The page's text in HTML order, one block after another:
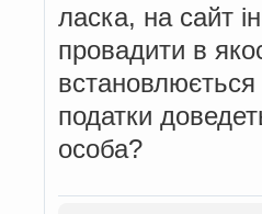
ласка, на сайт
провадити в
встановлюється
податки
особа?